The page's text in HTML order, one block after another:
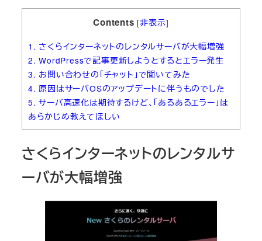
Contents [非表示]
1. さくらインターネットのレンタルサーバが大幅増強
2. WordPressで記事更新しようとするとエラー発生
3. お問い合わせの「チャット」で聞いてみた
4. 原因はサーバOSのアップデートに伴うものでした
5. サーバ高速化は期待するけど、「あるあるエラー」は
あらかじめ教えてほしい
さくらインターネットのレンタルサ
ーバが大幅増強